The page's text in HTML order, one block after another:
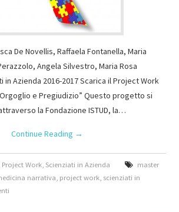
De Novellis, Raffaela Fontanella, Maria
Angela Silvestro, Maria Rosa
in Azienda 2016-2017 Scarica il Project Work
e Pregiudizio” Questo progetto si
la Fondazione ISTUD, la…
Continue Reading →
Project Work, Scienziati in Azienda
master
narrativa project work scienziati in